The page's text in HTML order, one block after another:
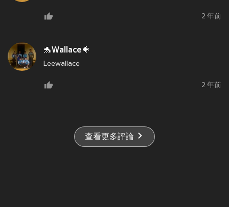
2 年前
🐬Wallace🐠
Leewallace
2 年前
查看更多評論